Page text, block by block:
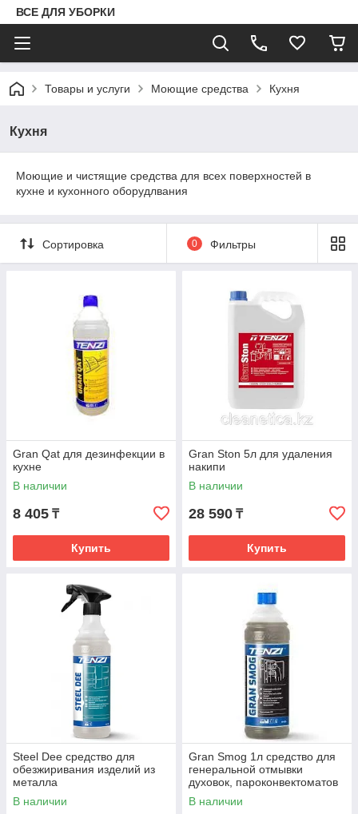
ВСЕ ДЛЯ УБОРКИ
Товары и услуги Моющие средства Кухня
Кухня
Моющие и чистящие средства для всех поверхностей в
кухне и кухонного оборудлвания
Сортировка 0 Фильтры
Gran Qat для дезинфекции в
кухне
В наличии
8 405 ₸
Купить
Gran Ston 5л для удаления
накипи
В наличии
28 590 ₸
Купить
Steel Dee средство для
обезжиривания изделий из
металла
В наличии
Gran Smog 1л средство для
генеральной отмывки
духовок, пароконвектоматов
и гриля
В наличии